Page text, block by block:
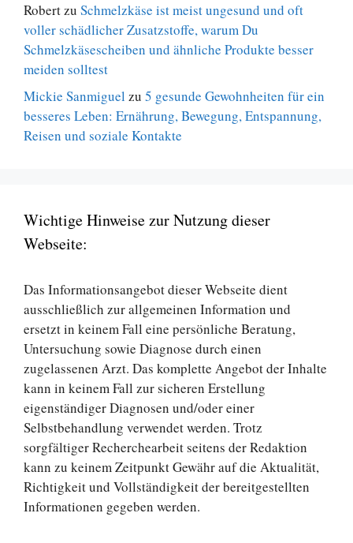
Robertzu Schmelzkäse ist meist ungesund und oft
voller schädlicher Zusatzstoffe, warum Du
Schmelzkäsescheiben und ähnliche Produkte besser
meiden solltest
Mickie Sanmiguel zu 5 gesunde Gewohnheiten für ein
besseres Leben: Ernährung, Bewegung, Entspannung,
Reisen und soziale Kontakte
Wichtige Hinweise zur Nutzung dieser
Webseite:
Das Informationsangebot dieser Webseite dient
ausschließlich zur allgemeinen Information und
ersetzt in keinem Fall eine persönliche Beratung,
Untersuchung sowie Diagnose durch einen
zugelassenen Arzt. Das komplette Angebot der Inhalte
kann in keinem Fall zur sicheren Erstellung
eigenständiger Diagnosen und/oder einer
Selbstbehandlung verwendet werden. Trotz
sorgfältiger Recherchearbeit seitens der Redaktion
kann zu keinem Zeitpunkt Gewähr auf die Aktualität,
Richtigkeit und Vollständigkeit der bereitgestellten
Informationen gegeben werden.